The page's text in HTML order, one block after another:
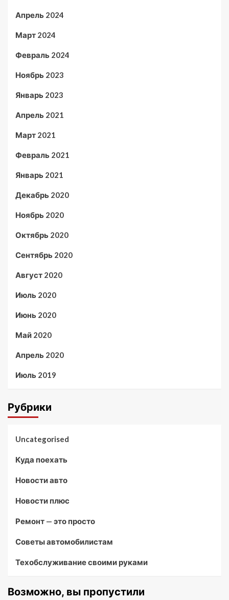
Апрель 2024
Март 2024
Февраль 2024
Ноябрь 2023
Январь 2023
Апрель 2021
Март 2021
Февраль 2021
Январь 2021
Декабрь 2020
Ноябрь 2020
Октябрь 2020
Сентябрь 2020
Август 2020
Июль 2020
Июнь 2020
Май 2020
Апрель 2020
Июль 2019
Рубрики
Uncategorised
Куда поехать
Новости авто
Новости плюс
Ремонт — это просто
Советы автомобилистам
Техобслуживание своими руками
Возможно, вы пропустили